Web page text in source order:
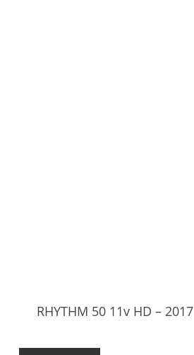
RHYTHM 50 11v HD – 2017